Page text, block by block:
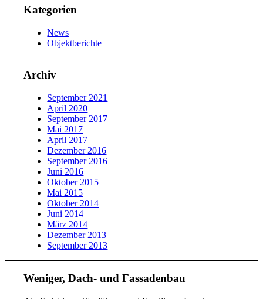
Kategorien
News
Objektberichte
Archiv
September 2021
April 2020
September 2017
Mai 2017
April 2017
Dezember 2016
September 2016
Juni 2016
Oktober 2015
Mai 2015
Oktober 2014
Juni 2014
März 2014
Dezember 2013
September 2013
Weniger, Dach- und Fassadenbau